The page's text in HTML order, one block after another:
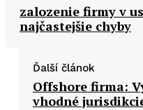
zalozenie firmy v
najčastejšie chyby
Ďalší článok
Offshore firma:
vhodné